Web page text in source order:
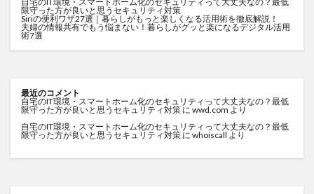
限守った方が良いと思うセキュリティ対策
Siriの便利ワザ27選｜暮らしがもっと楽しくなる活用術を徹底解説！
夫婦の情報共有でもう悩まない！暮らしがグッと楽になるデジタル活用
術7選
最近のコメント
自宅のIT環境・スマートホーム化のセキュリティって大丈夫なの？最低
限守った方が良いと思うセキュリティ対策 に wwd.com より
自宅のIT環境・スマートホーム化のセキュリティって大丈夫なの？最低
限守った方が良いと思うセキュリティ対策 に whoiscall より